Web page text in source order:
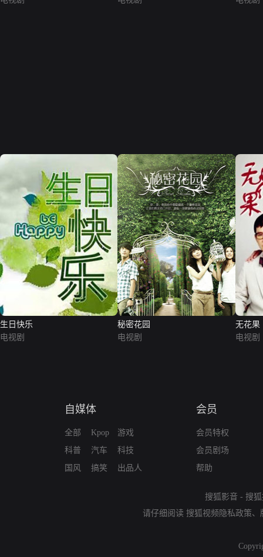
生日快乐
电视剧
秘密花园
电视剧
无花果
电视剧
自媒体
全部
科普
国风
Kpop
汽车
搞笑
游戏
科技
出品人
会员
会员特权
会员剧场
帮助
搜狐影音 - 搜
请仔细阅读 搜狐视频隐私政策、